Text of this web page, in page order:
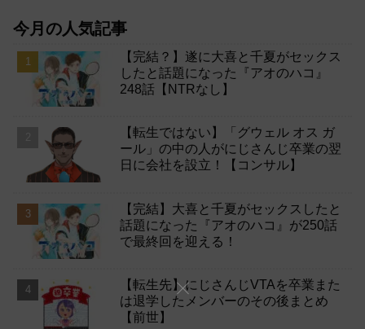
今月の人気記事
【完結？】遂に大喜と千夏がセックス
したと話題になった『アオのハコ』
248話【NTRなし】
【転生ではない】「グウェル オス ガ
ール」の中の人がにじさんじ卒業の翌
日に会社を設立！【コンサル】
【完結】大喜と千夏がセックスしたと
話題になった『アオのハコ』が250話
で最終回を迎える！
【転生先】にじさんじVTAを卒業また
は退学したメンバーのその後まとめ
【前世】